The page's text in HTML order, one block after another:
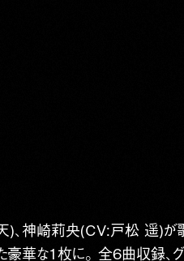
)、神崎莉央(CV:戸松 遥)が
華な1枚に。 全6曲収録、